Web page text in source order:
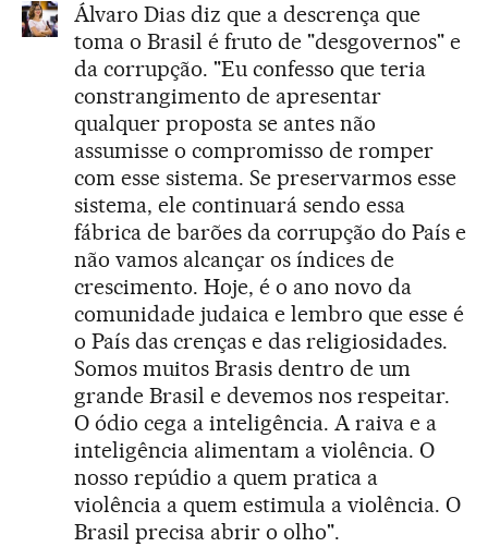
Álvaro Dias diz que a descrença que
toma o Brasil é fruto de "desgovernos" e
da corrupção. "Eu confesso que teria
constrangimento de apresentar
qualquer proposta se antes não
assumisse o compromisso de romper
com esse sistema. Se preservarmos esse
sistema, ele continuará sendo essa
fábrica de barões da corrupção do País e
não vamos alcançar os índices de
crescimento. Hoje, é o ano novo da
comunidade judaica e lembro que esse é
o País das crenças e das religiosidades.
Somos muitos Brasis dentro de um
grande Brasil e devemos nos respeitar.
O ódio cega a inteligência. A raiva e a
inteligência alimentam a violência. O
nosso repúdio a quem pratica a
violência a quem estimula a violência. O
Brasil precisa abrir o olho".